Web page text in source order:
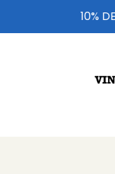
10%